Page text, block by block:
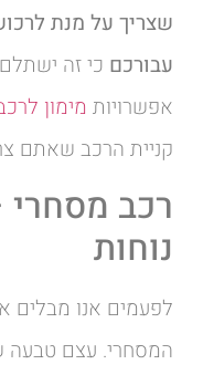
שצריך על מנת
עבורכם כי זה
אפשרויות מימון
קניית הרכב שאתם
רכב
נוחות
לפעמים אנו מבלים
המסחרי. עצם טבעה